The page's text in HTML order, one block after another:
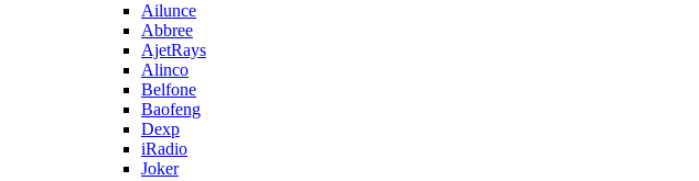
Ailunce
Abbree
AjetRays
Alinco
Belfone
Baofeng
Dexp
iRadio
Joker